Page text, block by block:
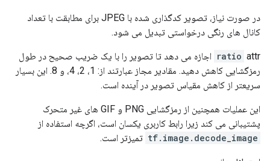
در صورت نیاز، تصویر کدگذاری شده با JPEG برای مطابقت با تعداد
کانال های رنگی درخواستی تبدیل می شود.
ratio attr اجازه می دهد تا تصویر را با یک ضریب صحیح در طول
رمزگشایی کاهش دهید. مقادیر مجاز عبارتند از: 1، 2، 4، و 8. این بسیار
سریعتر از کاهش مقیاس تصویر در آینده است.
این عملیات همچنین از رمزگشایی PNG و GIF های غیر متحرک
پشتیبانی می کند زیرا رابط کاربری یکسان است، اگرچه استفاده از
tf.image.decode_image تمیزتر است.